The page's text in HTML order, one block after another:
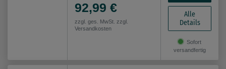
92,99 €
zzgl. ges. MwSt. zzgl.
Versandkosten
Alle
Details
Sofort
versandfertig